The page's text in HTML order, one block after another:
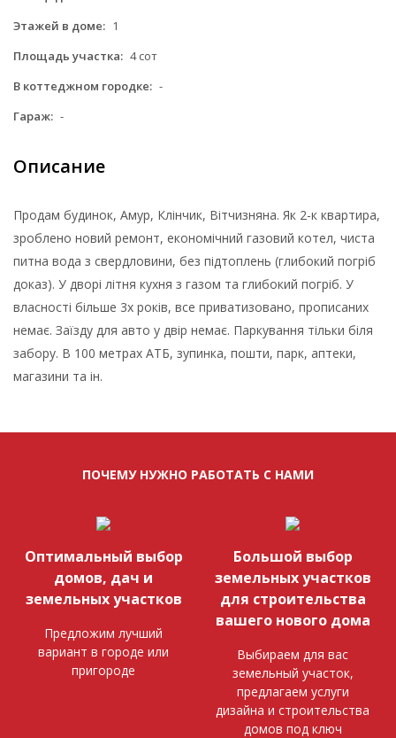
Этажей в доме: 1
Площадь участка: 4 сот
В коттеджном городке: -
Гараж: -
Описание
Продам будинок, Амур, Клінчик, Вітчизняна. Як 2-к квартира,
зроблено новий ремонт, економічний газовий котел, чиста
питна вода з свердловини, без підтоплень (глибокий погріб
доказ). У дворі літня кухня з газом та глибокий погріб. У
власності більше 3х років, все приватизовано, прописаних
немає. Заїзду для авто у двір немає. Паркування тільки біля
забору. В 100 метрах АТБ, зупинка, пошти, парк, аптеки,
магазини та ін.
ПОЧЕМУ НУЖНО РАБОТАТЬ С НАМИ
Оптимальный выбор
домов, дач и
земельных участков
Предложим лучший
вариант в городе или
пригороде
Большой выбор
земельных участков
для строительства
вашего нового дома
Выбираем для вас
земельный участок,
предлагаем услуги
дизайна и строительства
домов под ключ